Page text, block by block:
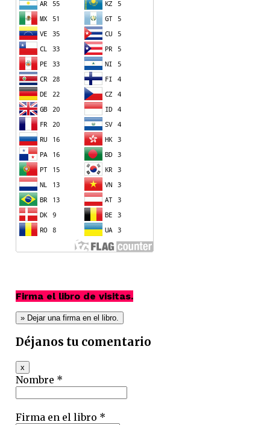
Firma el libro de visitas.
Déjanos tu comentario
xHide
this
form.
Nombre *
Firma en el libro *